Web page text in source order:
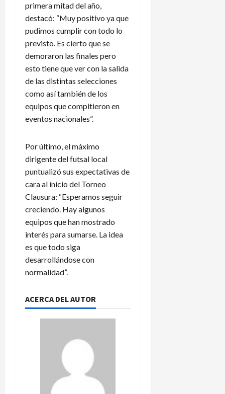
primera mitad del año,
destacó: “Muy positivo ya que
pudimos cumplir con todo lo
previsto. Es cierto que se
demoraron las finales pero
esto tiene que ver con la salida
de las distintas selecciones
como así también de los
equipos que compitieron en
eventos nacionales”.
Por último, el máximo
dirigente del futsal local
puntualizó sus expectativas de
cara al inicio del Torneo
Clausura: “Esperamos seguir
creciendo. Hay algunos
equipos que han mostrado
interés para sumarse. La idea
es que todo siga
desarrollándose con
normalidad”.
ACERCA DEL AUTOR